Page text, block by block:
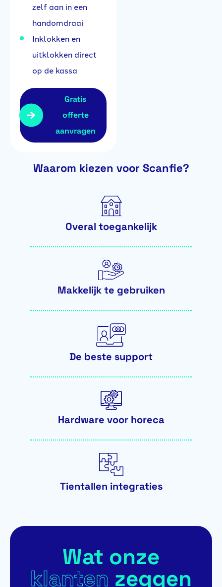
zelf aan in een
handomdraai
Inklokken en
uitklokken direct
op de kassa
Gratis
offerte
aanvragen
Waarom kiezen voor Scanfie?
Overal toegankelijk
Makkelijk te gebruiken
De beste support
Hardware voor horeca
Tientallen integraties
Wat onze
klanten zeggen